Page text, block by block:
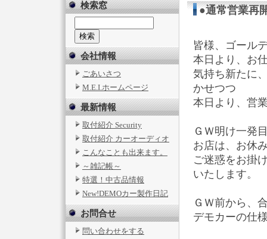
検索窓
会社情報
ごあいさつ
M.E.I.ホームページ
最新情報
取付紹介 Security
取付紹介 カーオーディオ
こんなことも出来ます。
～雑記帳～
特選！中古品情報
New!DEMOカー製作日記
お問合せ
問い合わせをする
●通常営業再
皆様、ゴール
本日より、お
気持ち新たに
かせつつ
本日より、営
ＧＷ明け一発
お店は、お休
ご迷惑をお掛
いたします。
ＧＷ前から、
デモカーの仕